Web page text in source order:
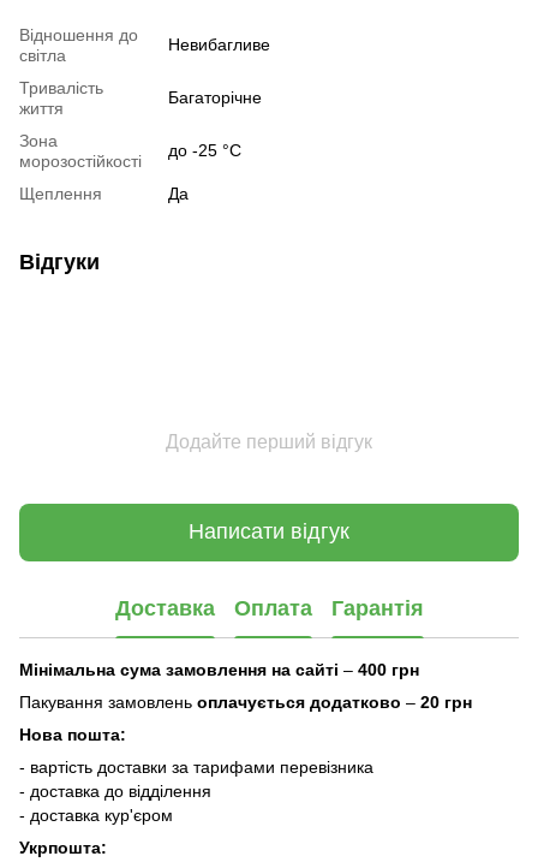
Відношення до
світла
Невибагливе
Тривалість
життя
Багаторічне
Зона
морозостійкості
до -25 °C
Щеплення Да
Відгуки
Додайте перший відгук
Написати відгук
Доставка Оплата Гарантія
Мінімальна сума замовлення на сайті – 400 грн
Пакування замовлень оплачується додатково – 20 грн
Нова пошта:
- вартість доставки за тарифами перевізника
- доставка до відділення
- доставка кур'єром
Укрпошта: